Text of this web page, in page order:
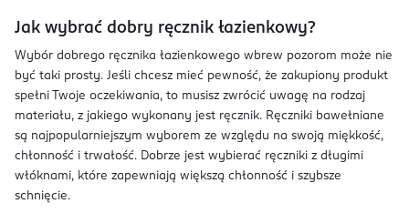
Jak wybrać dobry ręcznik łazienkowy?
Wybór dobrego ręcznika łazienkowego wbrew pozorom może nie
być taki prosty. Jeśli chcesz mieć pewność, że zakupiony produkt
spełni Twoje oczekiwania, to musisz zwrócić uwagę na rodzaj
materiału, z jakiego wykonany jest ręcznik. Ręczniki bawełniane
są najpopularniejszym wyborem ze względu na swoją miękkość,
chłonność i trwałość. Dobrze jest wybierać ręczniki z długimi
włóknami, które zapewniają większą chłonność i szybsze
schnięcie.